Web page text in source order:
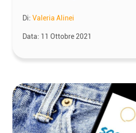
Di: Valeria Alinei
Data: 11 Ottobre 2021